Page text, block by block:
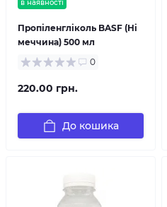
в наявності
Пропіленгліколь BASF (Ні
меччина) 500 мл
0
220.00 грн.
До кошика